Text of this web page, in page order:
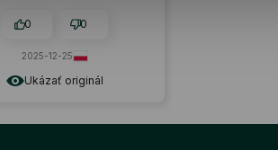
Ukázať originál
0 0
2025-12-25